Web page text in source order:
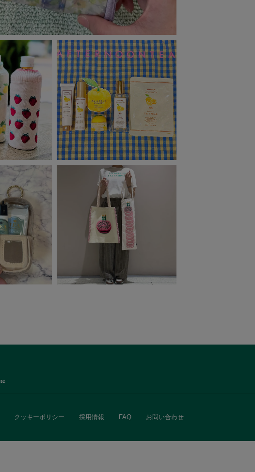
クッキーポリシー 採用情報 FAQ お問い合わせ